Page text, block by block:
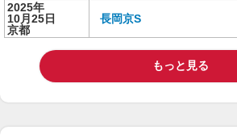
2025年
10月25日
京都
長岡京S
もっと見る